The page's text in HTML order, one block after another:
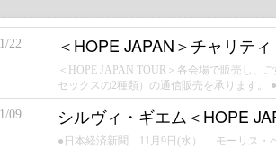
22 ＜HOPE JAPAN＞チャリテ
＜HOPE JAPAN TOUR＞各会場で販売し、
セックスの2種類）の通信販売を承りま
09 シルヴィ・ギエム＜HOPE
●日本経済新聞 11月9日(水） モーリス・ベ